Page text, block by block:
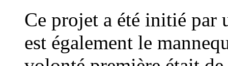
Ce projet a été initié par
est également le